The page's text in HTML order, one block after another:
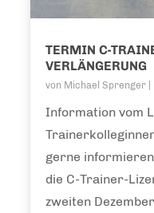
TERMIN C-
VERLÄNGERUNG
von Michael Sprenger
Information vom
gerne
die C-Trainer-
zweiten